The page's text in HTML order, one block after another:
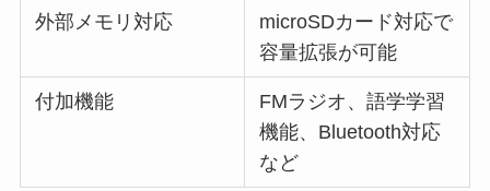
外部メモリ対応
microSDカード対応で
容量拡張が可能
付加機能
FMラジオ、語学学習
機能、Bluetooth対応
など